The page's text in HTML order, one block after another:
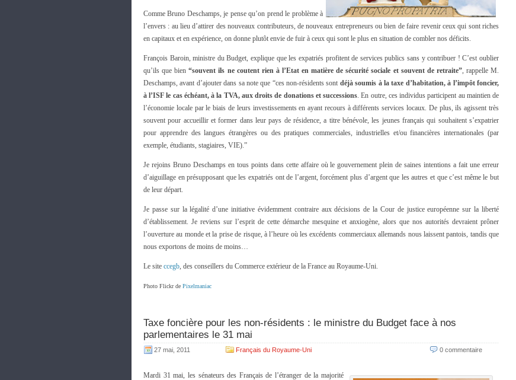
Comme Bruno Deschamps, je pense qu’on prend le problème à
l’envers : au lieu d’attirer des nouveaux contributeurs, de nouveaux entrepreneurs ou bien de faire revenir ceux qui sont riches
en capitaux et en expérience, on donne plutôt envie de fuir à ceux qui sont le plus en situation de combler nos déficits.
François Baroin, ministre du Budget, explique que les expatriés profitent de services publics sans y contribuer ! C’est oublier
qu’ils que bien“souvent ils ne coutent rien à l’Etat en matière de sécurité sociale et souvent de retraite”, rappelle M.
Deschamps, avant d’ajouter dans sa note que “ces non-résidents sont déjà soumis à la taxe d’habitation, à l’impôt foncier,
à l’ISF le cas échéant, à la TVA, aux droits de donations et successions. En outre, ces individus participent au maintien de
l’économie locale par le biais de leurs investissements en ayant recours à différents services locaux. De plus, ils agissent très
souvent pour accueillir et former dans leur pays de résidence, a titre bénévole, les jeunes français qui souhaitent s’expatrier
pour apprendre des langues étrangères ou des pratiques commerciales, industrielles et/ou financières internationales (par
exemple, étudiants, stagiaires, VIE).”
Je rejoins Bruno Deschamps en tous points dans cette affaire où le gouvernement plein de saines intentions a fait une erreur
d’aiguillage en présupposant que les expatriés ont de l’argent, forcément plus d’argent que les autres et que c’est même le but
de leur départ.
Je passe sur la légalité d’une initiative évidemment contraire aux décisions de la Cour de justice européenne sur la liberté
d’établissement. Je reviens sur l’esprit de cette démarche mesquine et anxiogène, alors que nos autorités devraient prôner
l’ouverture au monde et la prise de risque, à l’heure où les excédents commerciaux allemands nous laissent pantois, tandis que
nous exportons de moins de moins…
Le site ccegb, des conseillers du Commerce extérieur de la France au Royaume-Uni.
Photo Flickr de Pixelmaniac
Taxe foncière pour les non-résidents : le ministre du Budget face à nos
parlementaires le 31 mai
27 mai, 2011 Français du Royaume-Uni 0 commentaire
Mardi 31 mai, les sénateurs des Français de l’étranger de la majorité